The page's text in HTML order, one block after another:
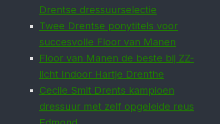
Drentse dressuurselectie
Twee Drentse ponytitels voor
succesvolle Floor van Manen
Floor van Manen de beste bij ZZ-
licht Indoor Hartje Drenthe
Cecile Smit Drents kampioen
dressuur met zelf opgeleide reus